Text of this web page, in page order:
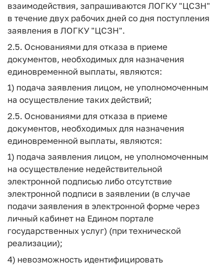
взаимодействия, запрашиваются ЛОГКУ "ЦСЗН"
в течение двух рабочих дней со дня поступления
заявления в ЛОГКУ "ЦСЗН".
2.5. Основаниями для отказа в приеме
документов, необходимых для назначения
единовременной выплаты, являются:
1) подача заявления лицом, не уполномоченным
на осуществление таких действий;
2.5. Основаниями для отказа в приеме
документов, необходимых для назначения
единовременной выплаты, являются:
1) подача заявления лицом, не уполномоченным
на осуществление недействительной
электронной подписью либо отсутствие
электронной подписи в заявлении (в случае
подачи заявления в электронной форме через
личный кабинет на Едином портале
государственных услуг) (при технической
реализации);
4) невозможность идентифицировать